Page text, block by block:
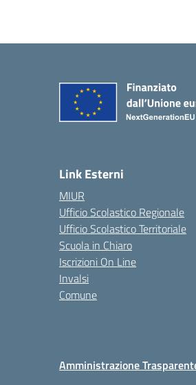
Link Esterni
MIUR
Ufficio Scolastico Regionale
Ufficio Scolastico Territoriale
Scuola in Chiaro
Iscrizioni On Line
Invalsi
Comune
Amministrazione